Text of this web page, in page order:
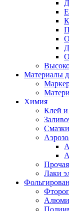
Материалы
Химия
Клей
Лаки